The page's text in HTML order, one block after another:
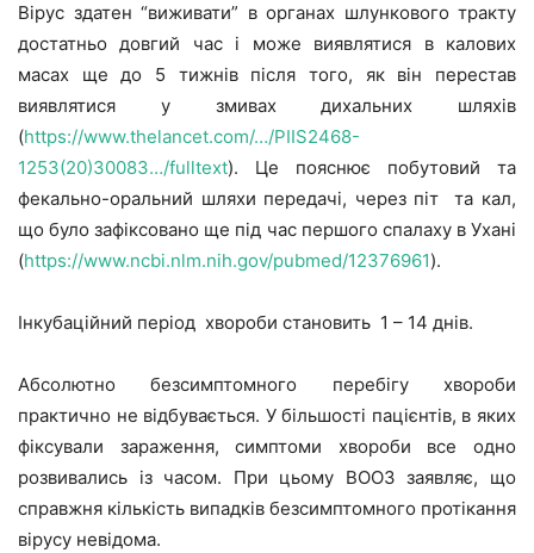
Вірус здатен “виживати” в органах шлункового тракту
достатньо довгий час і може виявлятися в калових
масах ще до 5 тижнів після того, як він перестав
виявлятися у змивах дихальних шляхів
(https://www.thelancet.com/…/PIIS2468-
1253(20)30083…/fulltext). Це пояснює побутовий та
фекально-оральний шляхи передачі, через піт та кал,
що було зафіксовано ще під час першого спалаху в Ухані
(https://www.ncbi.nlm.nih.gov/pubmed/12376961).
Інкубаційний період хвороби становить 1 – 14 днів.
Абсолютно безсимптомного перебігу хвороби
практично не відбувається. У більшості пацієнтів, в яких
фіксували зараження, симптоми хвороби все одно
розвивались із часом. При цьому ВООЗ заявляє, що
справжня кількість випадків безсимптомного протікання
вірусу невідома.